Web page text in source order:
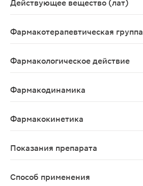
Действующее вещество (лат)
Фармакотерапевтическая группа
Фармакологическое действие
Фармакодинамика
Фармакокинетика
Показания препарата
Способ применения